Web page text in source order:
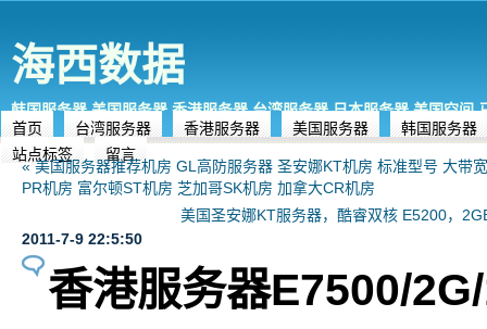
海西数据
韩国服务器,美国服务器,香港服务器,台湾服务器,日本服务器,美国空间
首页
台湾服务器 香港服务器 美国服务器
韩国服务器
站点标签
留言
« 美国服务器推荐机房 GL高防服务器 圣安娜KT机房 标准型号 大带
PR机房 富尔顿ST机房 芝加哥SK机房 加拿大CR机房
美国圣安娜KT服务器，酷睿双核 E5200，
2011-7-9 22:5:50
香港服务器E7500/